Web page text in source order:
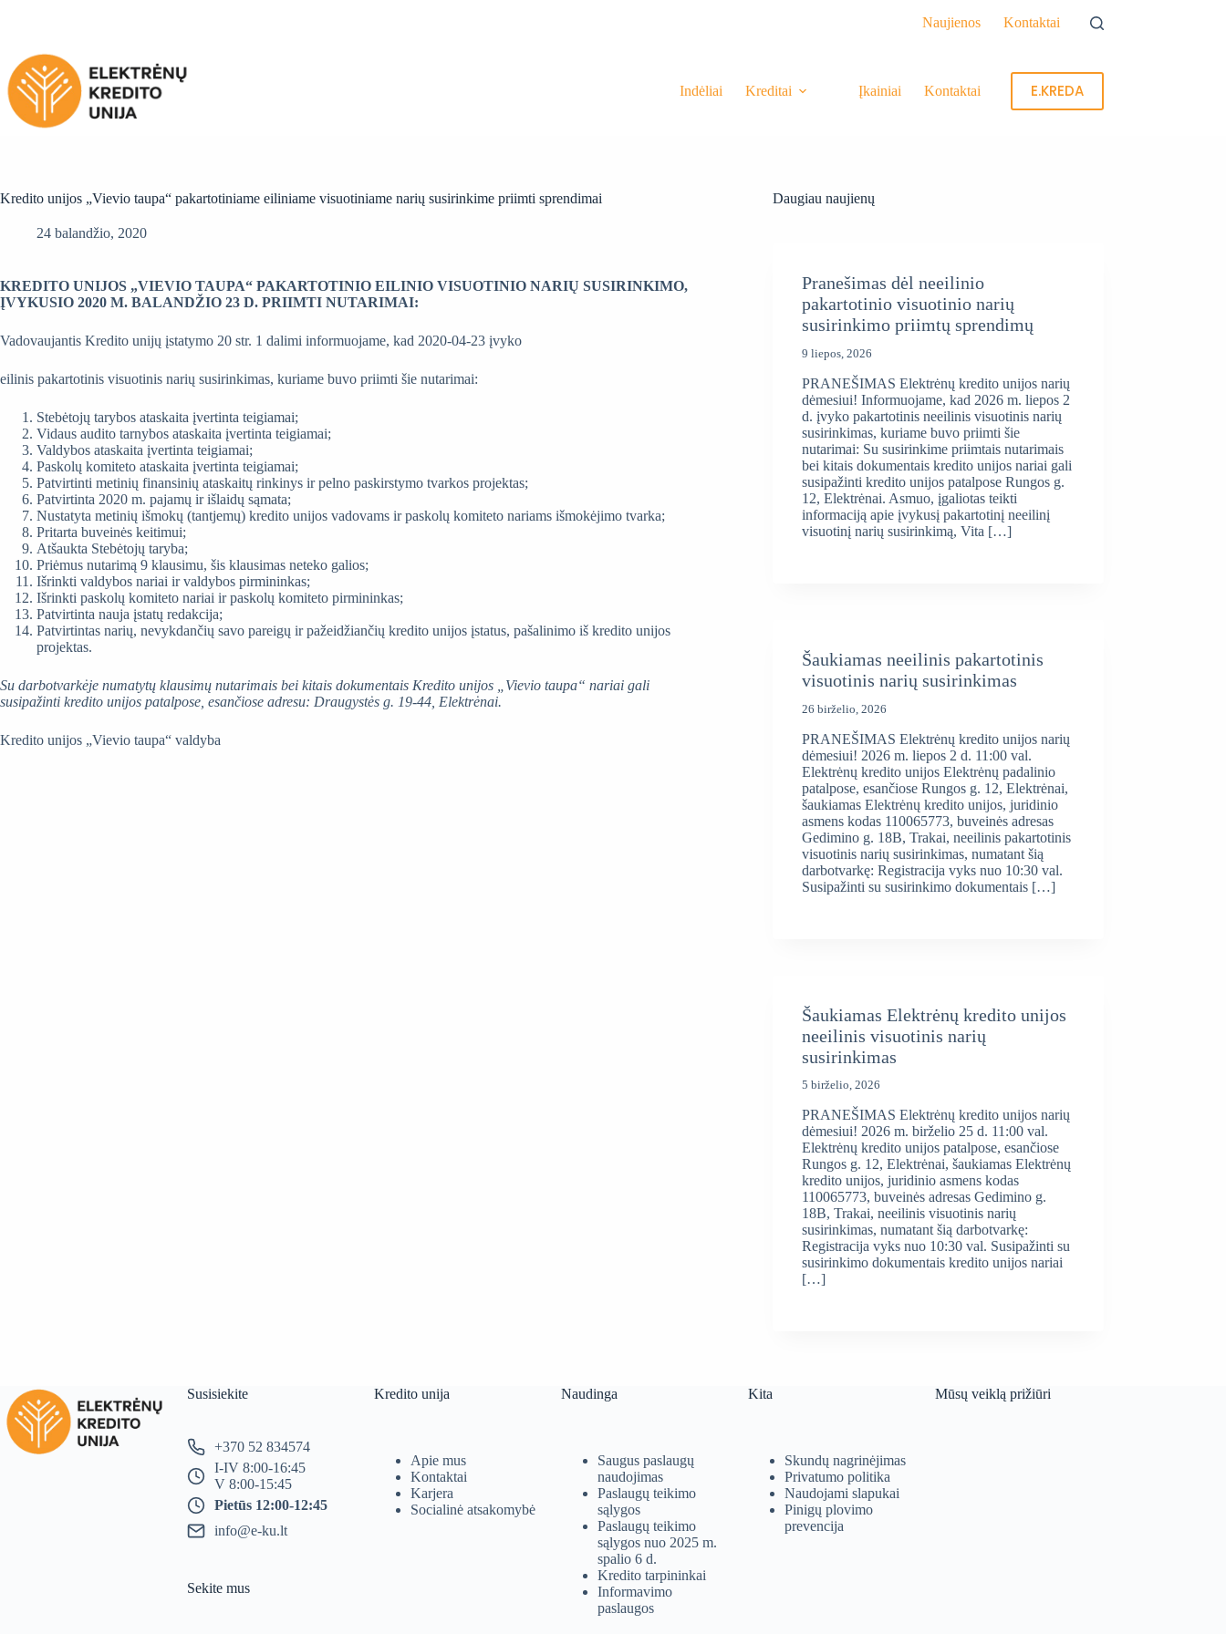
Naujienos Kontaktai
Indėliai Kreditai Įkainiai Kontaktai E.KREDA
Kredito unijos „Vievio taupa“ pakartotiniame eiliniame visuotiniame narių susirinkime priimti sprendimai
24 balandžio, 2020
KREDITO UNIJOS „VIEVIO TAUPA“ PAKARTOTINIO EILINIO VISUOTINIO NARIŲ SUSIRINKIMO,
ĮVYKUSIO 2020 M. BALANDŽIO 23 D. PRIIMTI NUTARIMAI:
Vadovaujantis Kredito unijų įstatymo 20 str. 1 dalimi informuojame, kad 2020-04-23 įvyko
eilinis pakartotinis visuotinis narių susirinkimas, kuriame buvo priimti šie nutarimai:
Stebėtojų tarybos ataskaita įvertinta teigiamai;
Vidaus audito tarnybos ataskaita įvertinta teigiamai;
Valdybos ataskaita įvertinta teigiamai;
Paskolų komiteto ataskaita įvertinta teigiamai;
Patvirtinti metinių finansinių ataskaitų rinkinys ir pelno paskirstymo tvarkos projektas;
Patvirtinta 2020 m. pajamų ir išlaidų sąmata;
Nustatyta metinių išmokų (tantjemų) kredito unijos vadovams ir paskolų komiteto nariams išmokėjimo tvarka;
Pritarta buveinės keitimui;
Atšaukta Stebėtojų taryba;
Priėmus nutarimą 9 klausimu, šis klausimas neteko galios;
Išrinkti valdybos nariai ir valdybos pirmininkas;
Išrinkti paskolų komiteto nariai ir paskolų komiteto pirmininkas;
Patvirtinta nauja įstatų redakcija;
Patvirtintas narių, nevykdančių savo pareigų ir pažeidžiančių kredito unijos įstatus, pašalinimo iš kredito unijos
projektas.
Su darbotvarkėje numatytų klausimų nutarimais bei kitais dokumentais Kredito unijos „Vievio taupa“ nariai gali
susipažinti kredito unijos patalpose, esančiose adresu: Draugystės g. 19-44, Elektrėnai.
Kredito unijos „Vievio taupa“ valdyba
Daugiau naujienų
Pranešimas dėl neeilinio
pakartotinio visuotinio narių
susirinkimo priimtų sprendimų
9 liepos, 2026
PRANEŠIMAS Elektrėnų kredito unijos narių
dėmesiui! Informuojame, kad 2026 m. liepos 2
d. įvyko pakartotinis neeilinis visuotinis narių
susirinkimas, kuriame buvo priimti šie
nutarimai: Su susirinkime priimtais nutarimais
bei kitais dokumentais kredito unijos nariai gali
susipažinti kredito unijos patalpose Rungos g.
12, Elektrėnai. Asmuo, įgaliotas teikti
informaciją apie įvykusį pakartotinį neeilinį
visuotinį narių susirinkimą, Vita […]
Šaukiamas neeilinis pakartotinis
visuotinis narių susirinkimas
26 birželio, 2026
PRANEŠIMAS Elektrėnų kredito unijos narių
dėmesiui! 2026 m. liepos 2 d. 11:00 val.
Elektrėnų kredito unijos Elektrėnų padalinio
patalpose, esančiose Rungos g. 12, Elektrėnai,
šaukiamas Elektrėnų kredito unijos, juridinio
asmens kodas 110065773, buveinės adresas
Gedimino g. 18B, Trakai, neeilinis pakartotinis
visuotinis narių susirinkimas, numatant šią
darbotvarkę: Registracija vyks nuo 10:30 val.
Susipažinti su susirinkimo dokumentais […]
Šaukiamas Elektrėnų kredito unijos
neeilinis visuotinis narių
susirinkimas
5 birželio, 2026
PRANEŠIMAS Elektrėnų kredito unijos narių
dėmesiui! 2026 m. birželio 25 d. 11:00 val.
Elektrėnų kredito unijos patalpose, esančiose
Rungos g. 12, Elektrėnai, šaukiamas Elektrėnų
kredito unijos, juridinio asmens kodas
110065773, buveinės adresas Gedimino g.
18B, Trakai, neeilinis visuotinis narių
susirinkimas, numatant šią darbotvarkę:
Registracija vyks nuo 10:30 val. Susipažinti su
susirinkimo dokumentais kredito unijos nariai
[…]
Susisiekite
+370 52 834574
I-IV 8:00-16:45
V 8:00-15:45
Pietūs 12:00-12:45
info@e-ku.lt
Sekite mus
Kredito unija
Apie mus
Kontaktai
Karjera
Socialinė atsakomybė
Naudinga
Saugus paslaugų
naudojimas
Paslaugų teikimo
sąlygos
Paslaugų teikimo
sąlygos nuo 2025 m.
spalio 6 d.
Kredito tarpininkai
Informavimo
paslaugos
Kita
Skundų nagrinėjimas
Privatumo politika
Naudojami slapukai
Pinigų plovimo
prevencija
Mūsų veiklą prižiūri